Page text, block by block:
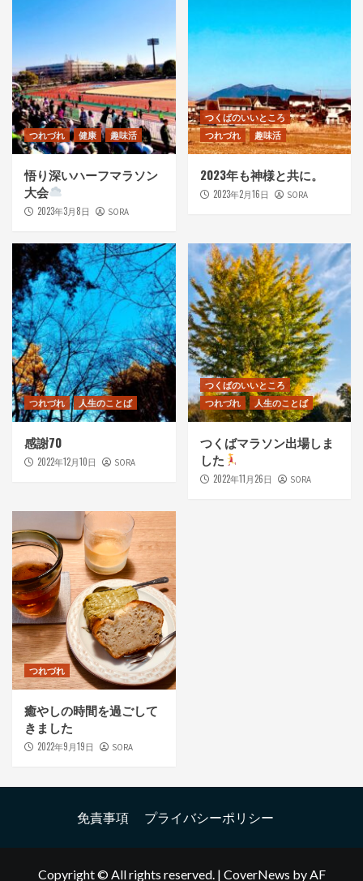
つれづれ 健康 趣味活
悟り深いハーフマラソン
大会
2023年3月8日 SORA
つくばのいいところ
つれづれ
趣味活
2023年も神様と共に。
2023年2月16日 SORA
つれづれ 人生のことば
感謝70
2022年12月10日 SORA
つくばのいいところ
つれづれ
人生のことば
つくばマラソン出場しま
した
2022年11月26日 SORA
つれづれ
癒やしの時間を過ごして
きました
2022年9月19日 SORA
免責事項 プライバシーポリシー
Copyright © All rights reserved. | CoverNews by AF